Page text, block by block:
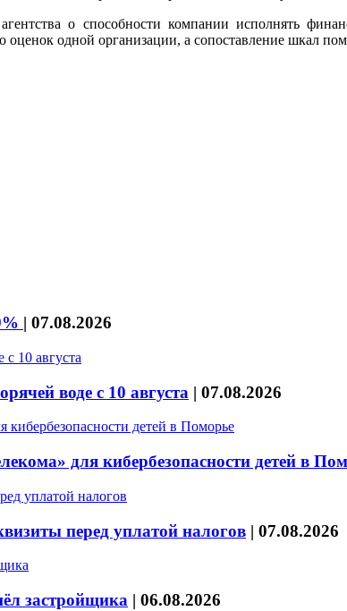
о способности компании исполнять
одной организации, а сопоставление шкал
| 07.08.2026
воде с 10 августа | 07.08.2026
для кибербезопасности детей в
перед уплатой налогов | 07.08.2026
застройщика | 06.08.2026